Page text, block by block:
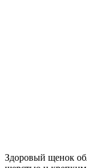
Здоровый щенок